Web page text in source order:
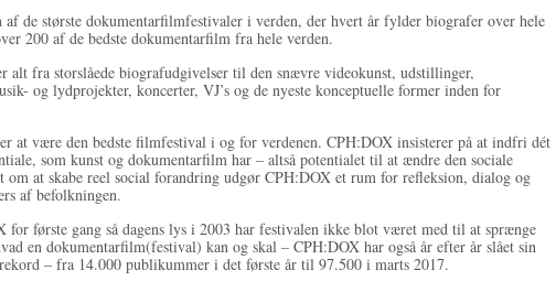
af de største dokumentarfilmfestivaler i verden, der hvert år fylder biografer over hele
200 af de bedste dokumentarfilm fra hele verden.
alt fra storslåede biografudgivelser til den snævre videokunst, udstillinger,
og lydprojekter, koncerter, VJ’s og de nyeste konceptuelle former inden for
at være den bedste filmfestival i og for verdenen. CPH:DOX insisterer på at indfri dét
som kunst og dokumentarfilm har – altså potentialet til at ændre den sociale
om at skabe reel social forandring udgør CPH:DOX et rum for refleksion, dialog og
af befolkningen.
for første gang så dagens lys i 2003 har festivalen ikke blot været med til at sprænge
en dokumentarfilm(festival) kan og skal – CPH:DOX har også år efter år slået sin
– fra 14.000 publikummer i det første år til 97.500 i marts 2017.